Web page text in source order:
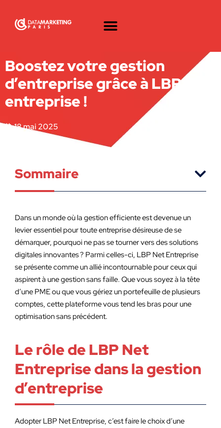
Boostez votre gestion
d’entreprise grâce à LBP net
entreprise !
18 mai 2025
Sommaire
Dans un monde où la gestion efficiente est devenue un
levier essentiel pour toute entreprise désireuse de se
démarquer, pourquoi ne pas se tourner vers des solutions
digitales innovantes ? Parmi celles-ci, LBP Net Entreprise
se présente comme un allié incontournable pour ceux qui
aspirent à une gestion sans faille. Que vous soyez à la tête
d’une PME ou que vous gériez un portefeuille de plusieurs
comptes, cette plateforme vous tend les bras pour une
optimisation sans précédent.
Le rôle de LBP Net
Entreprise dans la gestion
d’entreprise
Adopter LBP Net Entreprise, c’est faire le choix d’une